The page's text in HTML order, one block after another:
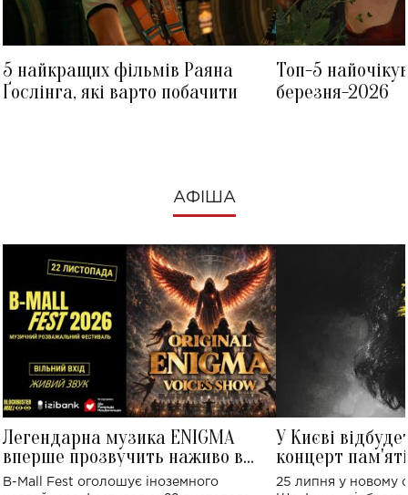
5 найкращих фільмів Раяна
Ґослінга, які варто побачити
Топ-5
березня-2026
АФІША
Легендарна музика ENIGMA
вперше прозвучить наживо в
Україні: де відбудеться концерт
B-Mall Fest оголошує іноземного
У Києві
концерт
Клименка:
25 липня у новому